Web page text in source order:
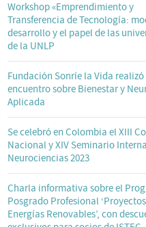
Workshop «Emprendimiento y
Transferencia de Tecnología:
desarrollo y el papel de las
de la UNLP
Fundación Sonríe la Vida realizó
encuentro sobre Bienestar y
Aplicada
Se celebró en Colombia el XIII
Nacional y XIV Seminario
Neurociencias 2023
Charla informativa sobre el
Posgrado Profesional
Energías Renovables’, con